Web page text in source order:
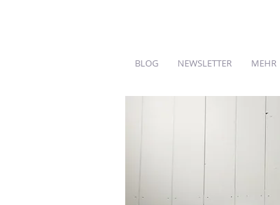
BLOG NEWSLETTER MEHR